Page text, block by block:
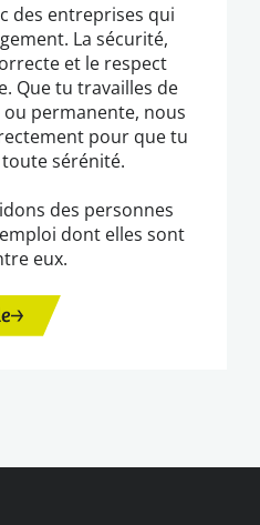
des entreprises qui
La sécurité,
et le respect
Que tu travailles de
permanente, nous
pour que tu
sérénité.
des personnes
dont elles sont
eux.